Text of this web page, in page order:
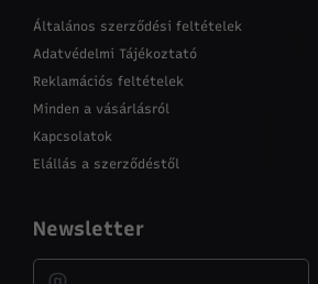
Általános szerződési feltételek
Adatvédelmi Tájékoztató
Reklamációs feltételek
Minden a vásárlásról
Kapcsolatok
Elállás a szerződéstől
Newsletter